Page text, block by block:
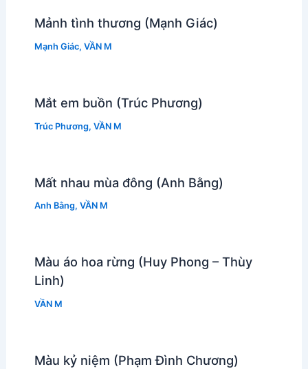
Mảnh tình thương (Mạnh Giác)
Mạnh Giác, VẦN M
Mắt em buồn (Trúc Phương)
Trúc Phương, VẦN M
Mất nhau mùa đông (Anh Bằng)
Anh Bằng, VẦN M
Màu áo hoa rừng (Huy Phong – Thùy
Linh)
VẦN M
Màu kỷ niệm (Phạm Đình Chương)